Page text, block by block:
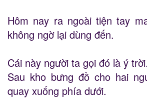
Hôm nay ra ngoài tiện tay
không ngờ lại dùng đến.
Cái này người ta gọi đó là ý trời.
Sau kho bưng đồ cho hai
quay xuống phía dưới.